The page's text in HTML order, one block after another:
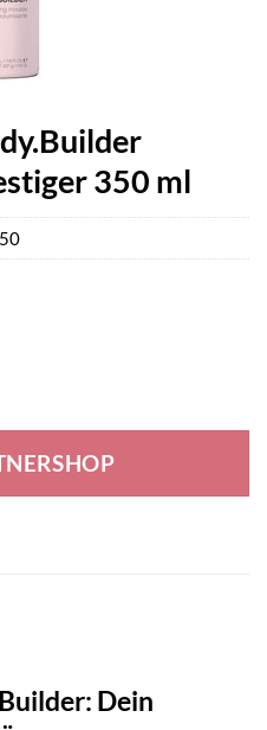
350 ml
Dein